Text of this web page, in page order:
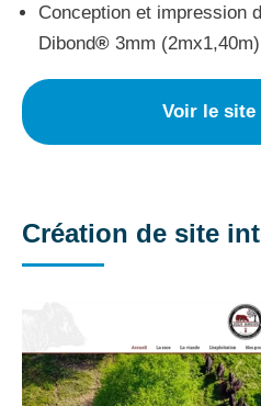
Conception et impression
Dibond® 3mm (2mx1,40m)
Voir le
Création de site